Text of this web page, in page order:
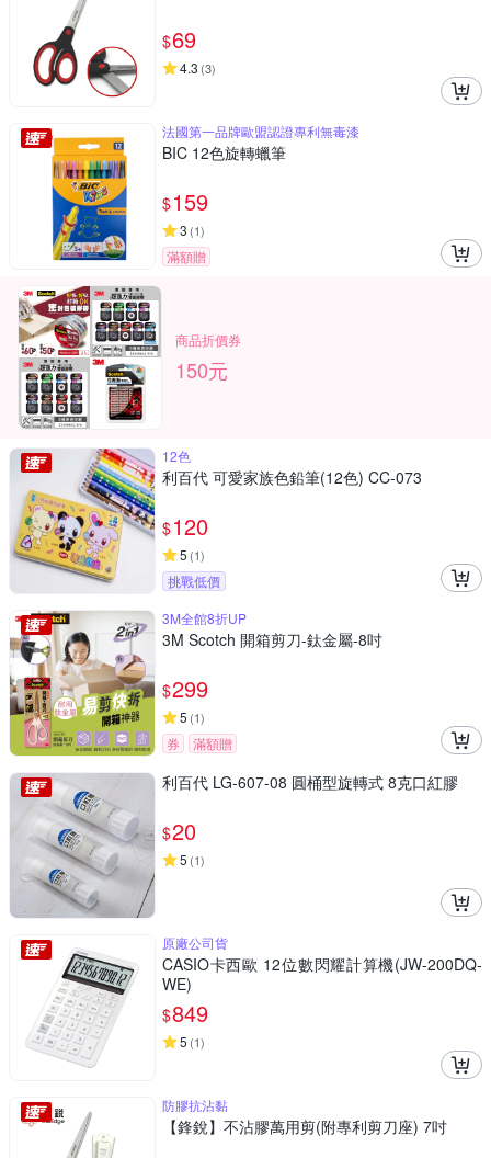
$69
4.3 (3)
法國第一品牌歐盟認證專利無毒漆
BIC 12色旋轉蠟筆
$159
3 (1)
滿額贈
商品折價券
150元
12色
利百代 可愛家族色鉛筆(12色) CC-073
$120
5 (1)
挑戰低價
3M全館8折UP
3M Scotch 開箱剪刀-鈦金屬-8吋
$299
5 (1)
券 滿額贈
利百代 LG-607-08 圓桶型旋轉式 8克口紅膠
$20
5 (1)
原廠公司貨
CASIO卡西歐 12位數閃耀計算機(JW-200DQ-
WE)
$849
5 (1)
防膠抗沾黏
【鋒銳】不沾膠萬用剪(附專利剪刀座) 7吋